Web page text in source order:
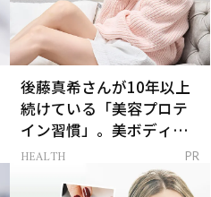
後藤真希さんが10年以上
続けている「美容プロテ
イン習慣」。美ボディを
支える朝ルーティンと
HEALTH PR